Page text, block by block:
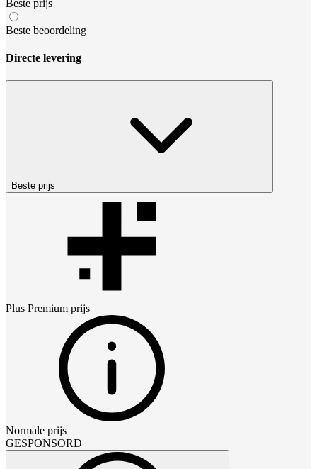
Beste prijs
Beste beoordeling
Directe levering
Beste prijs
Plus Premium prijs
Normale prijs
GESPONSORD